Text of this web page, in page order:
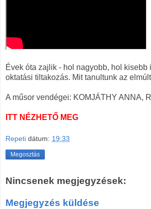
Évek óta zajlik - hol nagyobb, hol kisebb
oktatási tiltakozás. Mit tanultunk az
A műsor vendégei: KOMJÁTHY ANNA,
ITT NÉZHETŐ MEG
Repeti dátum: 19:33
Megosztás
Nincsenek megjegyzések:
Megjegyzés küldése